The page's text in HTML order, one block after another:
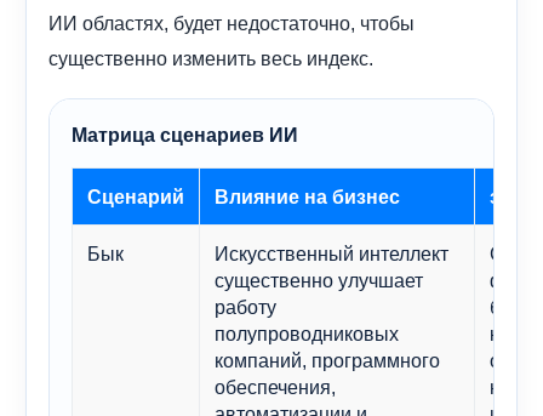
ИИ областях, будет недостаточно, чтобы
существенно изменить весь индекс.
Матрица сценариев ИИ
Сценарий Влияние на бизнес
Бык
Искусственный интеллект
существенно улучшает
работу
полупроводниковых
компаний, программного
обеспечения,
более
на